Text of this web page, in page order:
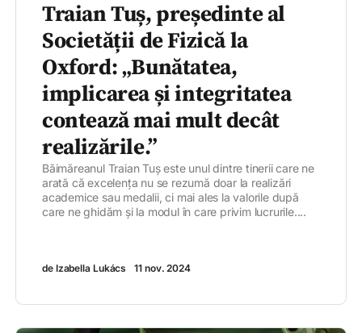
Traian Tuș, președinte al
Societății de Fizică la
Oxford: „Bunătatea,
implicarea și integritatea
contează mai mult decât
realizările.”
Băimăreanul Traian Tuș este unul dintre tinerii care ne
arată că excelența nu se rezumă doar la realizări
academice sau medalii, ci mai ales la valorile după
care ne ghidăm și la modul în care privim lucrurile....
de Izabella Lukács 11 nov. 2024